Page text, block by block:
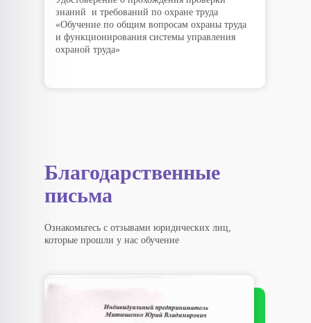
знаний и требований по охране труда
«Обучение по общим вопросам охраны труда
и функционирования системы управления
охраной труда»
Благодарственные
письма
Ознакомьтесь с отзывами юридических лиц,
которые прошли у нас обучение